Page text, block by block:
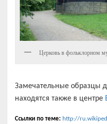
Церковь в фольклорном
Замечательные образцы
находятся также в центре
Ссылки по теме: http://